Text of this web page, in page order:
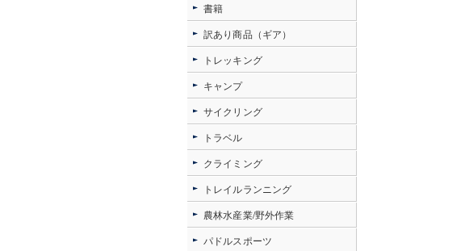
書籍
訳あり商品（ギア）
トレッキング
キャンプ
サイクリング
トラベル
クライミング
トレイルランニング
農林水産業/野外作業
パドルスポーツ